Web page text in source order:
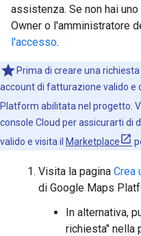
assistenza. Se non hai
Owner o l'amministratore
l'accesso.
Prima di creare una
account di fatturazione valido e
Platform abilitata nel progetto.
console Cloud per assicurarti di
valido e visita il Marketplace
Visita la pagina Crea
di Google Maps
In alternativa,
richiesta" nella